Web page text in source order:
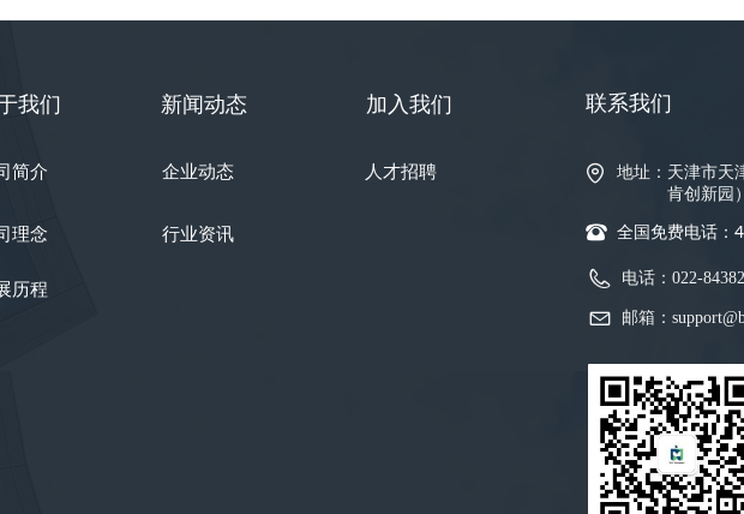
联系我们
简介
我们
地址： 天津市天
肯创新园
理念
历程
新闻动态
行业资讯
加入我们
人才招聘
全国免费电话：
电话： 022-
邮箱：
뀰
企业动态